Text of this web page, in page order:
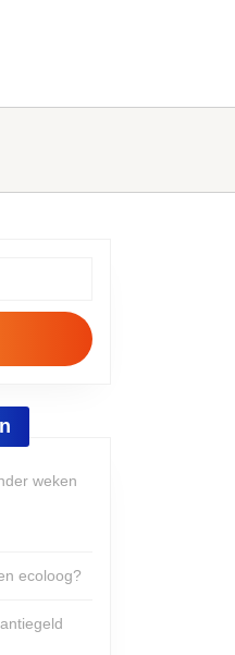
weken
ecoloog?